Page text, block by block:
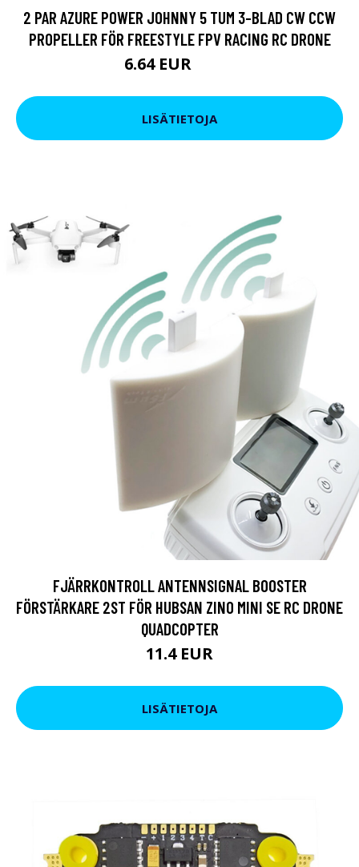
2 PAR AZURE POWER JOHNNY 5 TUM 3-BLAD CW CCW
PROPELLER FÖR FREESTYLE FPV RACING RC DRONE
6.64 EUR
LISÄTIETOJA
FJÄRRKONTROLL ANTENNSIGNAL BOOSTER
FÖRSTÄRKARE 2ST FÖR HUBSAN ZINO MINI SE RC DRONE
QUADCOPTER
11.4 EUR
LISÄTIETOJA